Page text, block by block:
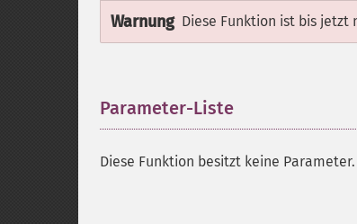
Warnung Diese Funktion ist bis
Parameter-Liste
Diese Funktion besitzt keine Parameter.